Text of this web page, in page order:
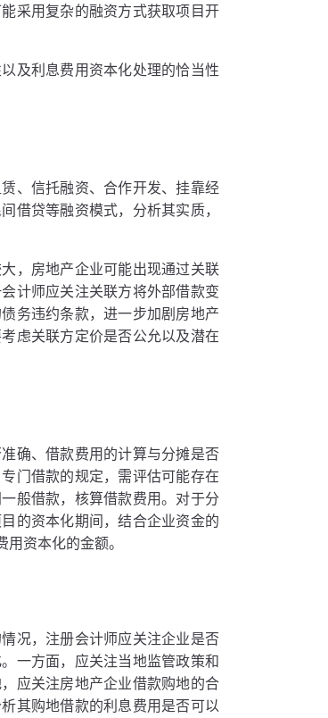
采用复杂的融资方式获取项目开
及利息费用资本化处理的恰当性
、信托融资、合作开发、挂靠经
借贷等融资模式，分析其实质，
，房地产企业可能出现通过关联
计师应关注关联方将外部借款变
务违约条款，进一步加剧房地产
虑关联方定价是否公允以及潜在
确、借款费用的计算与分摊是否
门借款的规定，需评估可能存在
般借款，核算借款费用。对于分
的资本化期间，结合企业资金的
资本化的金额。
况，注册会计师应关注企业是否
一方面，应关注当地监管政策和
应关注房地产企业借款购地的合
其购地借款的利息费用是否可以